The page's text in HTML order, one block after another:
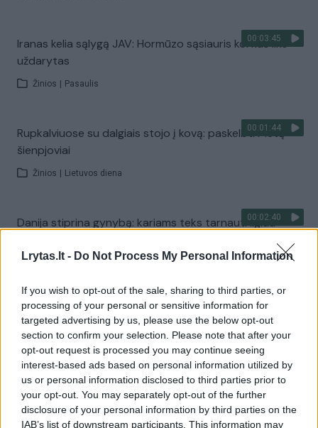
Lrytas.lt - Do Not Process My Personal Information
If you wish to opt-out of the sale, sharing to third parties, or
processing of your personal or sensitive information for
targeted advertising by us, please use the below opt-out
section to confirm your selection. Please note that after your
opt-out request is processed you may continue seeing
interest-based ads based on personal information utilized by
us or personal information disclosed to third parties prior to
your opt-out. You may separately opt-out of the further
disclosure of your personal information by third parties on the
IAB’s list of downstream participants. This information may
00:03:45
Iranas kelia sąlygą JAV: Hormūzo sąsiauris kol kas liks
uždarytas
Žinios Pasaulis
00:01:44
Rupkalviuose su dalgiais stojo į kovą: paskelbti Metų
šienpjoviai
Žinios Lietuvos diena
00:02:40
Danija stiprina gynybą: kariams teks tarnauti ilgiau
Visi įrašai
Žiūrimiausi įrašai
00:00:30
Vaizdai iš tragiškos avarijos Vilniaus r.: dviejų moterų ir